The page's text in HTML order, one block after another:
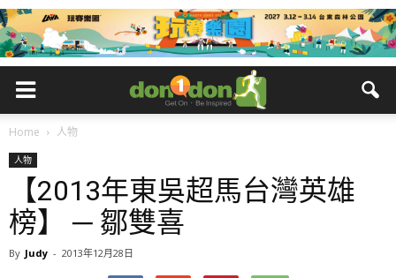
Home 人物
人物
【2013年東吳超馬台灣英雄
榜】 ─ 鄒雙喜
By Judy - 2013年12月28日